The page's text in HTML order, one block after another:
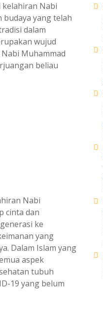
kelahiran Nabi
budaya yang telah
dalam
wujud
Muhammad
beliau
Nabi
cinta dan
ke
yang
Dalam Islam yang
aspek
tubuh
19 yang belum